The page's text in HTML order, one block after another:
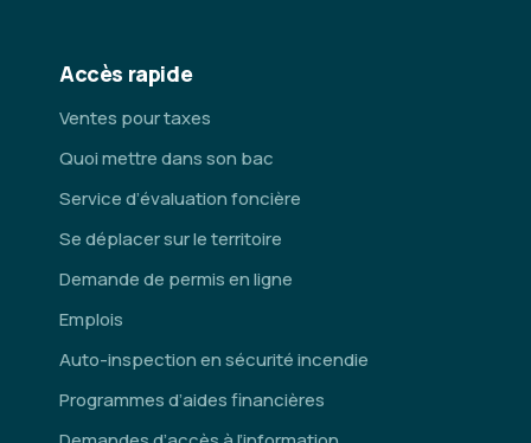
Accès rapide
Ventes pour taxes
Quoi mettre dans son bac
Service d’évaluation foncière
Se déplacer sur le territoire
Demande de permis en ligne
Emplois
Auto-inspection en sécurité incendie
Programmes d’aides financières